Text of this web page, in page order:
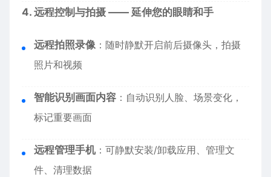
4. 远程控制与拍摄 —— 延伸您的眼睛和手
远程拍照录像：随时静默开启前后摄像头，拍摄
照片和视频
智能识别画面内容 ：自动识别人脸、场景变化，
标记重要画面
远程管理手机：可静默安装/卸载应用、管理文
件、清理数据